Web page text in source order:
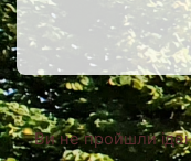
Ви не пройшли